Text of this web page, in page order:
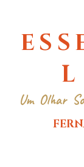
Um Olhar